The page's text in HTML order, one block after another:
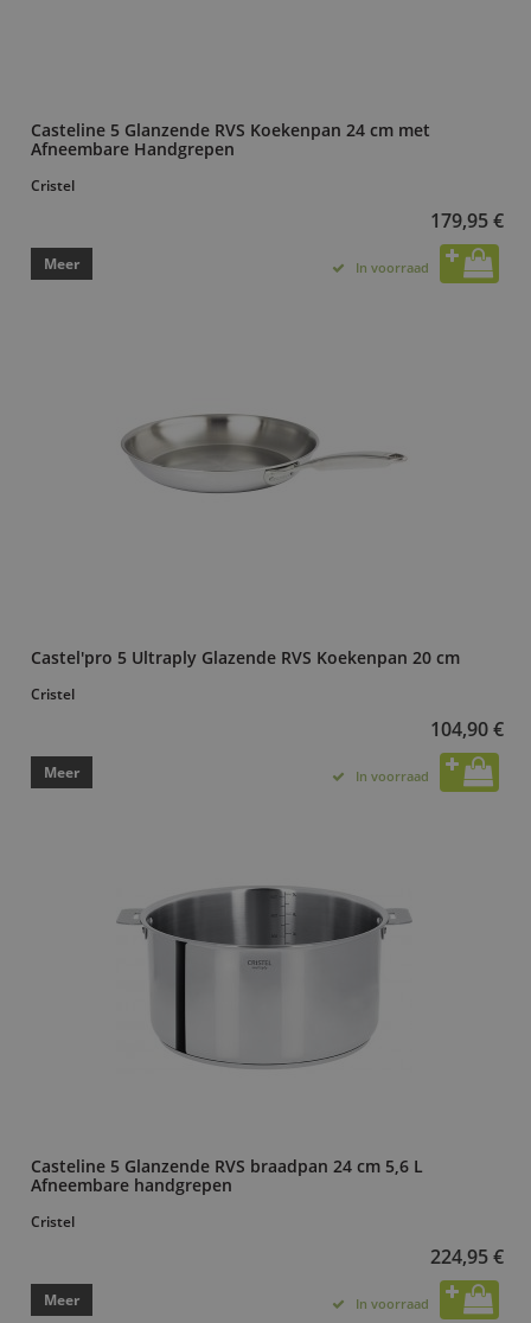
Casteline 5 Glanzende RVS Koekenpan 24 cm met
Afneembare Handgrepen
Cristel
179,95 €
Meer In voorraad
Castel'pro 5 Ultraply Glazende RVS Koekenpan 20 cm
Cristel
104,90 €
Meer In voorraad
Casteline 5 Glanzende RVS braadpan 24 cm 5,6 L
Afneembare handgrepen
Cristel
224,95 €
Meer In voorraad